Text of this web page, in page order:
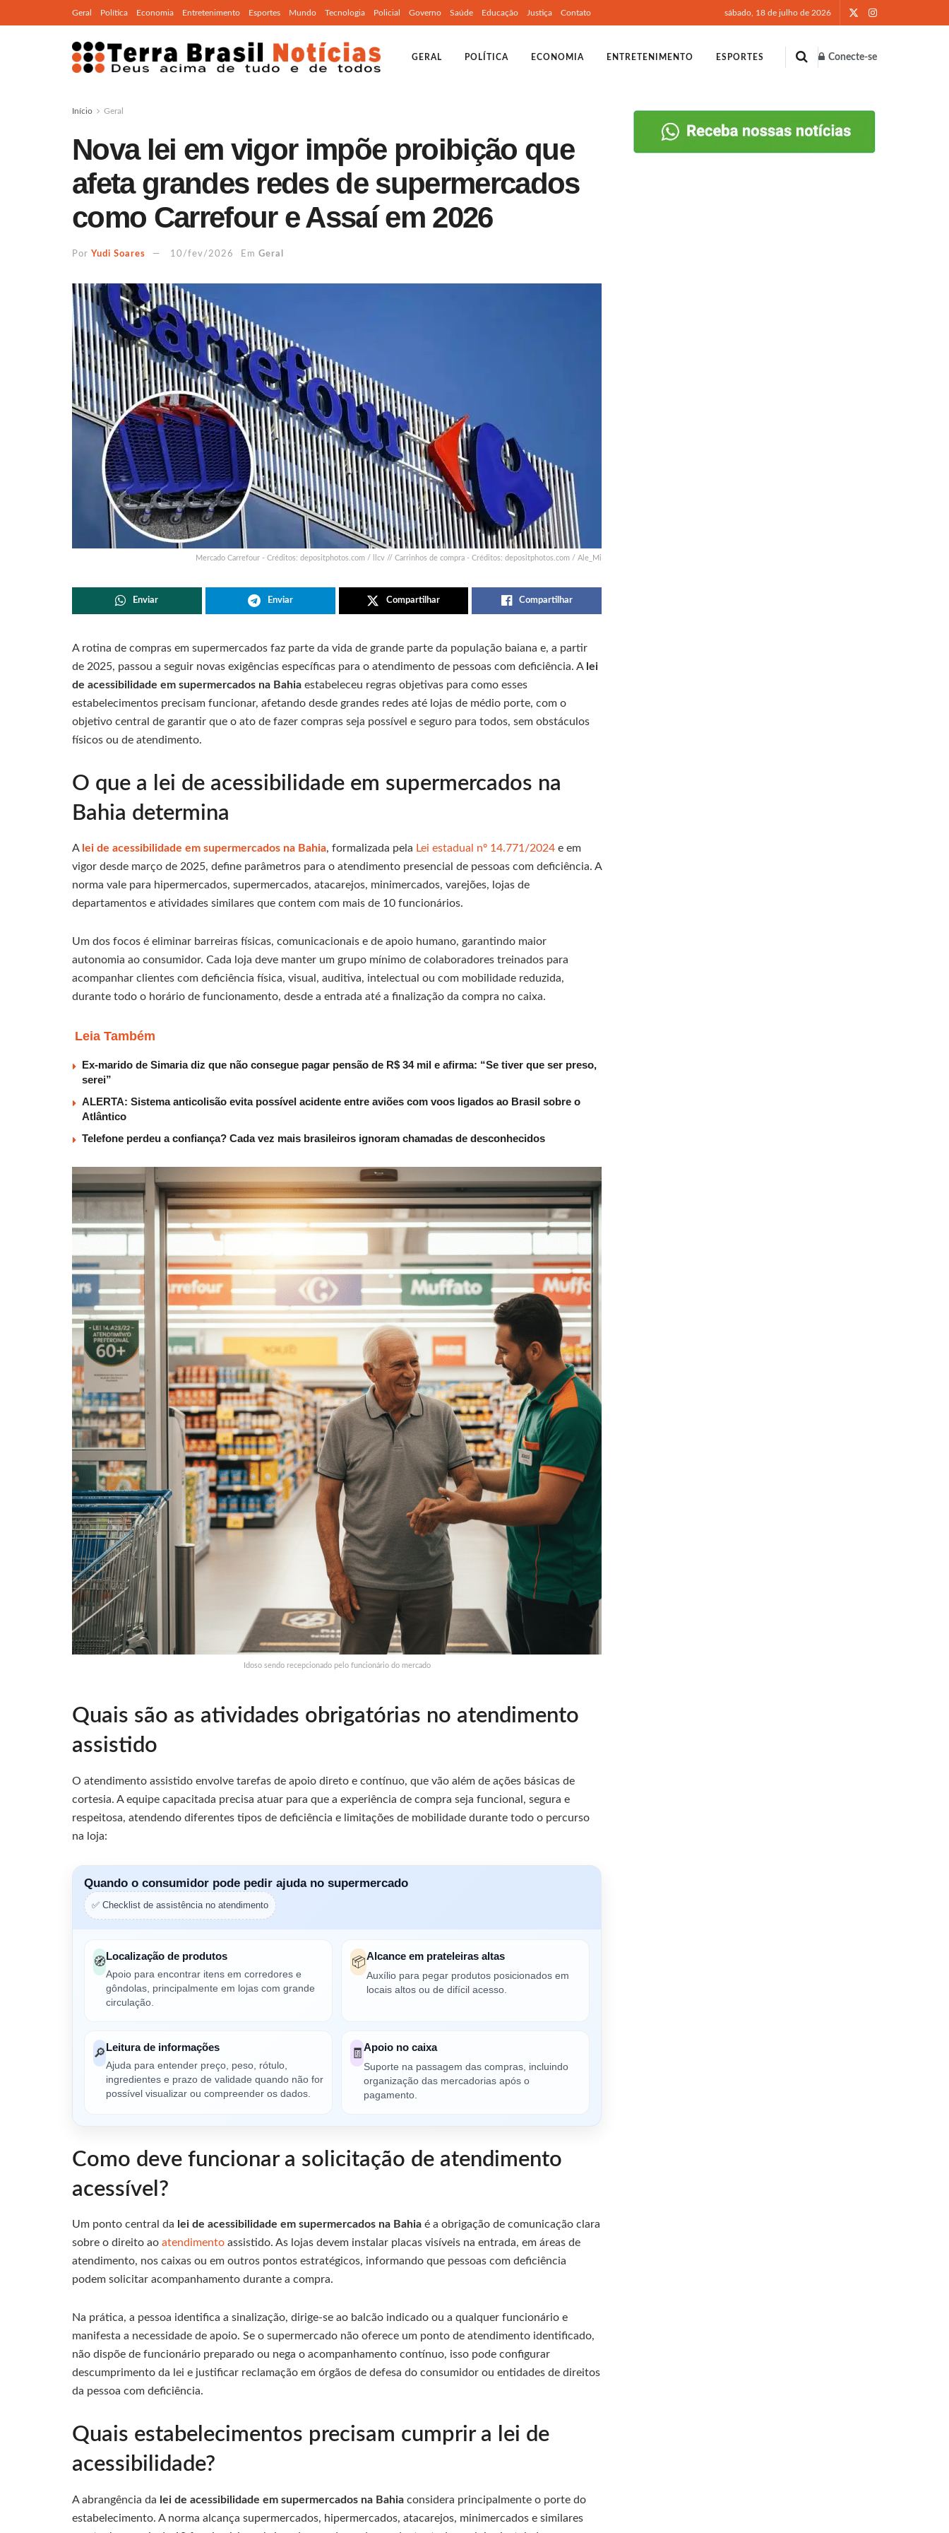
Geral Política Economia Entretenimento Esportes Mundo Tecnologia Policial Governo Saúde Educação Justiça Contato sábado, 18 de julho de 2026
GERAL POLÍTICA ECONOMIA ENTRETENIMENTO ESPORTES Conecte-se
Início Geral
Nova lei em vigor impõe proibição que
afeta grandes redes de supermercados
como Carrefour e Assaí em 2026
Por Yudi Soares 10/fev/2026 Em Geral
Mercado Carrefour - Créditos: depositphotos.com / llcv // Carrinhos de compra - Créditos: depositphotos.com / Ale_Mi
Enviar Enviar Compartilhar Compartilhar
A rotina de compras em supermercados faz parte da vida de grande parte da população baiana e, a partir
de 2025, passou a seguir novas exigências específicas para o atendimento de pessoas com deficiência. A lei
de acessibilidade em supermercados na Bahia estabeleceu regras objetivas para como esses
estabelecimentos precisam funcionar, afetando desde grandes redes até lojas de médio porte, com o
objetivo central de garantir que o ato de fazer compras seja possível e seguro para todos, sem obstáculos
físicos ou de atendimento.
O que a lei de acessibilidade em supermercados na
Bahia determina
A lei de acessibilidade em supermercados na Bahia, formalizada pela Lei estadual nº 14.771/2024 e em
vigor desde março de 2025, define parâmetros para o atendimento presencial de pessoas com deficiência. A
norma vale para hipermercados, supermercados, atacarejos, minimercados, varejões, lojas de
departamentos e atividades similares que contem com mais de 10 funcionários.
Um dos focos é eliminar barreiras físicas, comunicacionais e de apoio humano, garantindo maior
autonomia ao consumidor. Cada loja deve manter um grupo mínimo de colaboradores treinados para
acompanhar clientes com deficiência física, visual, auditiva, intelectual ou com mobilidade reduzida,
durante todo o horário de funcionamento, desde a entrada até a finalização da compra no caixa.
Leia Também
Ex-marido de Simaria diz que não consegue pagar pensão de R$ 34 mil e afirma: “Se tiver que ser preso,
serei”
ALERTA: Sistema anticolisão evita possível acidente entre aviões com voos ligados ao Brasil sobre o
Atlântico
Telefone perdeu a confiança? Cada vez mais brasileiros ignoram chamadas de desconhecidos
Idoso sendo recepcionado pelo funcionário do mercado
Quais são as atividades obrigatórias no atendimento
assistido
O atendimento assistido envolve tarefas de apoio direto e contínuo, que vão além de ações básicas de
cortesia. A equipe capacitada precisa atuar para que a experiência de compra seja funcional, segura e
respeitosa, atendendo diferentes tipos de deficiência e limitações de mobilidade durante todo o percurso
na loja:
Quando o consumidor pode pedir ajuda no supermercado
✅ Checklist de assistência no atendimento
🧭Localização de produtos
Apoio para encontrar itens em corredores e
gôndolas, principalmente em lojas com grande
circulação.
📦Alcance em prateleiras altas
Auxílio para pegar produtos posicionados em
locais altos ou de difícil acesso.
🔎Leitura de informações
Ajuda para entender preço, peso, rótulo,
ingredientes e prazo de validade quando não for
possível visualizar ou compreender os dados.
🧾Apoio no caixa
Suporte na passagem das compras, incluindo
organização das mercadorias após o
pagamento.
Como deve funcionar a solicitação de atendimento
acessível?
Um ponto central da lei de acessibilidade em supermercados na Bahia é a obrigação de comunicação clara
sobre o direito ao atendimento assistido. As lojas devem instalar placas visíveis na entrada, em áreas de
atendimento, nos caixas ou em outros pontos estratégicos, informando que pessoas com deficiência
podem solicitar acompanhamento durante a compra.
Na prática, a pessoa identifica a sinalização, dirige-se ao balcão indicado ou a qualquer funcionário e
manifesta a necessidade de apoio. Se o supermercado não oferece um ponto de atendimento identificado,
não dispõe de funcionário preparado ou nega o acompanhamento contínuo, isso pode configurar
descumprimento da lei e justificar reclamação em órgãos de defesa do consumidor ou entidades de direitos
da pessoa com deficiência.
Quais estabelecimentos precisam cumprir a lei de
acessibilidade?
A abrangência da lei de acessibilidade em supermercados na Bahia considera principalmente o porte do
estabelecimento. A norma alcança supermercados, hipermercados, atacarejos, minimercados e similares